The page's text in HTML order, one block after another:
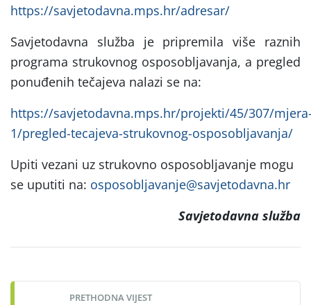
https://savjetodavna.mps.hr/adresar/
Savjetodavna služba je pripremila više raznih
programa strukovnog osposobljavanja, a pregled
ponuđenih tečajeva nalazi se na:
https://savjetodavna.mps.hr/projekti/45/307/
1/pregled-tecajeva-strukovnog-osposobljavanja/
Upiti vezani uz strukovno osposobljavanje mogu
se uputiti na: osposobljavanje@savjetodavna.hr
Savjetodavna služba
navigation
PRETHODNA VIJEST